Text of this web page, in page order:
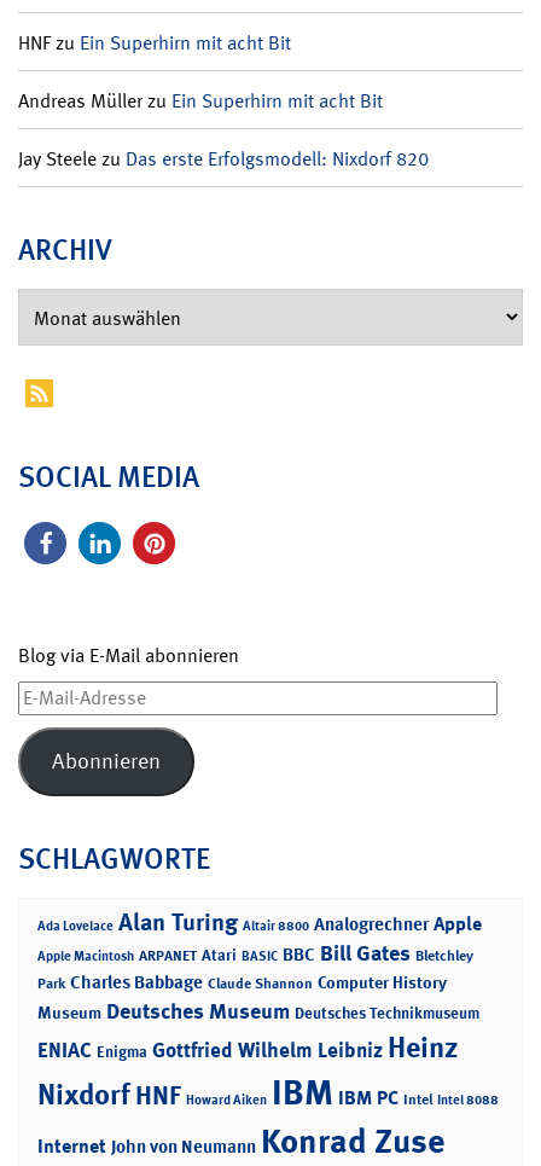
HNFzu Ein Superhirn mit acht Bit
Andreas Müllerzu Ein Superhirn mit acht Bit
Jay Steelezu Das erste Erfolgsmodell: Nixdorf 820
ARCHIV
SOCIAL MEDIA
Blog via E-Mail abonnieren
E-
Mail-
Adresse
Abonnieren
SCHLAGWORTE
Ada Lovelace Alan Turing Altair 8800 Analogrechner Apple
Apple Macintosh ARPANET Atari BASIC BBC Bill Gates Bletchley
Park Charles Babbage Claude Shannon Computer History
Museum Deutsches Museum Deutsches Technikmuseum
ENIAC Enigma Gottfried Wilhelm Leibniz Heinz
NixdorfHNF Howard Aiken IBM IBM PC Intel Intel 8088
Internet John von Neumann Konrad Zuse